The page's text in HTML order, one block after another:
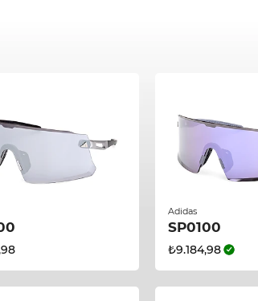
Adidas
SP0100
₺9.184,98